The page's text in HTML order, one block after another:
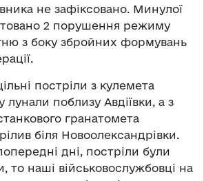
не зафіксовано. Минулої
2 порушення режиму
з боку збройних формувань
постріли з кулемета
лунали поблизу Авдіївки, а з
гранатомета
біля Новоолександрівки.
дні, постріли були
то наші військовослужбовці на